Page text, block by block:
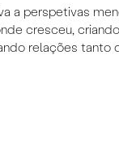
a perspetivas
cresceu,
relações tanto